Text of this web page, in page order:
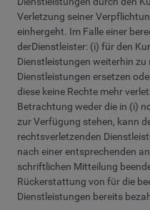
Verletzung seiner
einhergeht. Im Falle einer
derDienstleister: (i) für den
Dienstleistungen weiterhin zu
Dienstleistungen ersetzen
diese keine Rechte mehr
Betrachtung weder die in (i)
zur Verfügung stehen, kann
rechtsverletzenden
nach einer entsprechenden
schriftlichen Mitteilung
Rückerstattung von für die
Dienstleistungen bereits